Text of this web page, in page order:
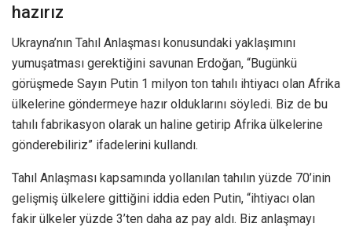
hazırız
Ukrayna’nın Tahıl Anlaşması konusundaki yaklaşımını
yumuşatması gerektiğini savunan Erdoğan, “Bugünkü
görüşmede Sayın Putin 1 milyon ton tahılı ihtiyacı olan Afrika
ülkelerine göndermeye hazır olduklarını söyledi. Biz de bu
tahılı fabrikasyon olarak un haline getirip Afrika ülkelerine
gönderebiliriz” ifadelerini kullandı.
Tahıl Anlaşması kapsamında yollanılan tahılın yüzde 70’inin
gelişmiş ülkelere gittiğini iddia eden Putin, “ihtiyacı olan
fakir ülkeler yüzde 3’ten daha az pay aldı. Biz anlaşmayı